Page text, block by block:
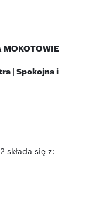
MOKOTOWIE
| Spokojna i
składa się z: